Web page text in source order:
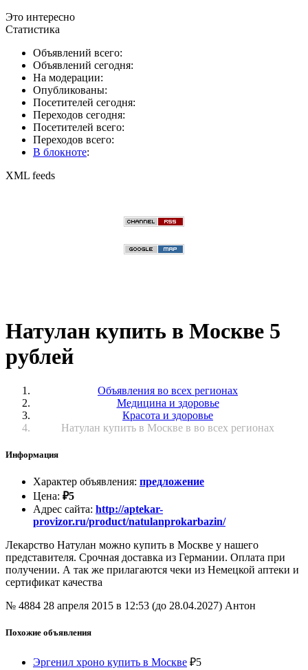
Это интересно
Статистика
Объявлений всего:
Объявлений сегодня:
На модерации:
Опубликованы:
Посетителей сегодня:
Переходов сегодня:
Посетителей всего:
Переходов всего:
В блокноте:
XML feeds
Натулан купить в Москве 5
рублей
Объявления во всех регионах
Медицина и здоровье
Красота и здоровье
Натулан купить в Москве в во всех регионах
Информация
Характер объявления: предложение
Цена: ₽5
Адрес сайта: http://aptekar-
provizor.ru/product/natulanprokarbazin/
Лекарство Натулан можно купить в Москве у нашего
представителя. Срочная доставка из Германии. Оплата при
получении. А так же прилагаются чеки из Немецкой аптеки и
сертификат качества
№ 4884 28 апреля 2015 в 12:53 (до 28.04.2027) Антон
Похожие объявления
Эргенил хроно купить в Москве ₽5